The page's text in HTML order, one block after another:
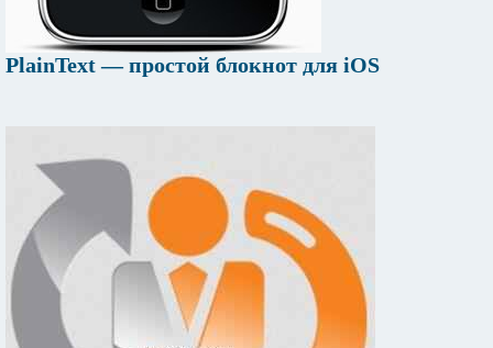
PlainText — простой блокнот для iOS